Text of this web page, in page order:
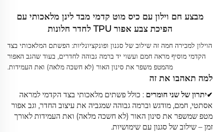
מבצע חם וילון עם כיס מוט קדמי מבד לינן מלאכותי עם
הפיכת צבע אפור TPU לחדר חלונות
הוילון למכירה חמה זה שילוב של סגנון ופונקציונליות: הפשתם המלאכותי בצד
הקדמי מוסיף מראה חמם ועשוי יד ברמה גבוהה לחדרים, בעוד שהגב האפור
מהמטפ משפר את סינון האור (לא חשכה מלאה) ואת העמידות.
למה תאהבו את זה
✔יתרון של שני חומרים : כולל פשתים מלאכותי בצד הקדמי למראה
אסתטי, חמם, מודגש וברמה גבוהה שמגביה את עיצוב החדר, וגב אפור
מטפ שמשפר את סינון האור (לא חשכה מלאה) ואת העמידות לאורך
זמן – שילוב של סגנון עם שימושיות.